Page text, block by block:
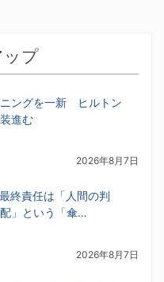
ップ
ングを一新 ヒルトン
進む
2026年8月7日
終責任は「人間の判
」という「傘…
2026年8月7日